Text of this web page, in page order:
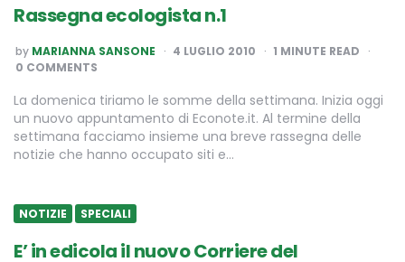
Rassegna ecologista n.1
POSTED
BY
by MARIANNA SANSONE 4 LUGLIO 2010 1 MINUTE READ
0 COMMENTS
La domenica tiriamo le somme della settimana. Inizia oggi
un nuovo appuntamento di Econote.it. Al termine della
settimana facciamo insieme una breve rassegna delle
notizie che hanno occupato siti e…
NOTIZIE SPECIALI
E’ in edicola il nuovo Corriere del